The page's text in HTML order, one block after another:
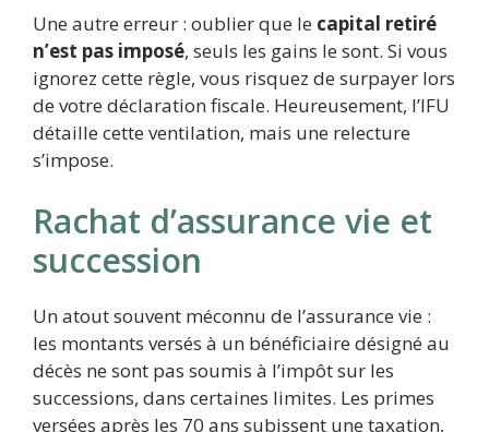
Une autre erreur : oublier que le capital retiré
n’est pas imposé, seuls les gains le sont. Si vous
ignorez cette règle, vous risquez de surpayer lors
de votre déclaration fiscale. Heureusement, l’IFU
détaille cette ventilation, mais une relecture
s’impose.
Rachat d’assurance vie et
succession
Un atout souvent méconnu de l’assurance vie :
les montants versés à un bénéficiaire désigné au
décès ne sont pas soumis à l’impôt sur les
successions, dans certaines limites. Les primes
versées après les 70 ans subissent une taxation,